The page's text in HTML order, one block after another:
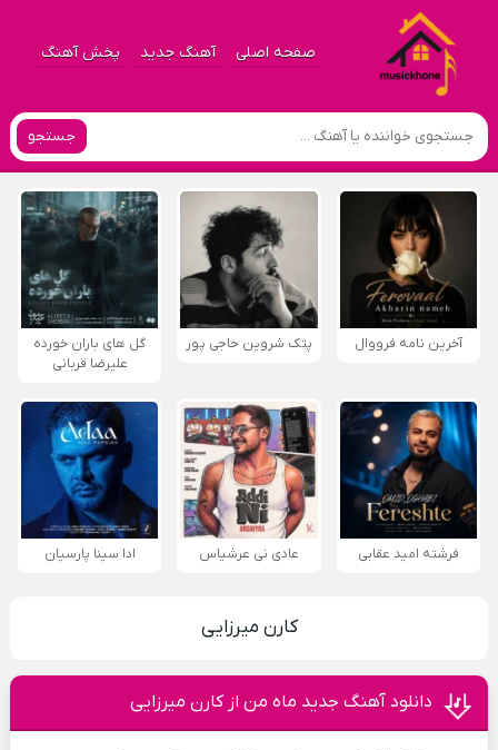
صفحه اصلی آهنگ جدید پخش آهنگ
جستجو
آخرین نامه فرووال پتک شروین حاجی پور
گل های باران خورده
علیرضا قربانی
فرشته امید عقابی عادی نی عرشیاس ادا سینا پارسیان
کارن میرزایی
دانلود آهنگ جدید ماه من از کارن میرزایی